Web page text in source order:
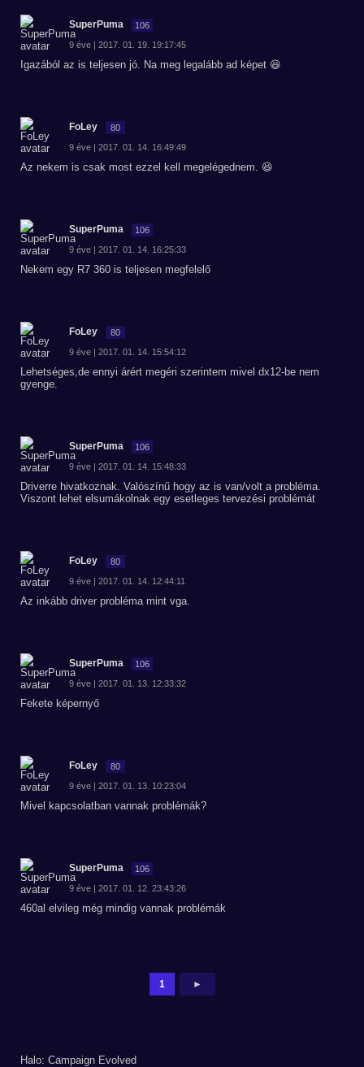
SuperPuma 106
9 éve | 2017. 01. 19. 19:17:45
Igazából az is teljesen jó. Na meg legalább ad képet 😆
FoLey 80
9 éve | 2017. 01. 14. 16:49:49
Az nekem is csak most ezzel kell megelégednem. 😆
SuperPuma 106
9 éve | 2017. 01. 14. 16:25:33
Nekem egy R7 360 is teljesen megfelelő
FoLey 80
9 éve | 2017. 01. 14. 15:54:12
Lehetséges,de ennyi árért megéri szerintem mivel dx12-be nem
gyenge.
SuperPuma 106
9 éve | 2017. 01. 14. 15:48:33
Driverre hivatkoznak. Valószínű hogy az is van/volt a probléma.
Viszont lehet elsumákolnak egy esetleges tervezési problémát
FoLey 80
9 éve | 2017. 01. 14. 12:44:11
Az inkább driver probléma mint vga.
SuperPuma 106
9 éve | 2017. 01. 13. 12:33:32
Fekete képernyő
FoLey 80
9 éve | 2017. 01. 13. 10:23:04
Mivel kapcsolatban vannak problémák?
SuperPuma 106
9 éve | 2017. 01. 12. 23:43:26
460al elvileg még mindig vannak problémák
1 ►
Halo: Campaign Evolved